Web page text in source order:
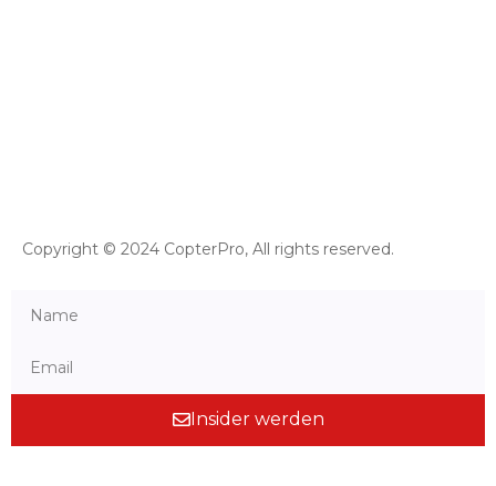
Copyright © 2024 CopterPro, All rights reserved.
Insider werden